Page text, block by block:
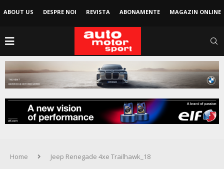
ABOUT US DESPRE NOI REVISTA ABONAMENTE MAGAZIN ONLINE
Home Jeep Renegade 4xe Trailhawk_18